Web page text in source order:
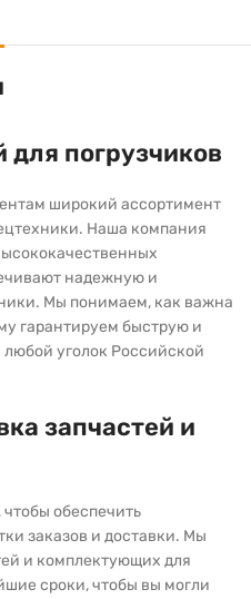
для погрузчиков
широкий ассортимент
Наша компания
надежную и
Мы понимаем, как важна
гарантируем быструю и
уголок Российской
запчастей и
обеспечить
заказов и доставки. Мы
и комплектующих для
сроки, чтобы вы могли